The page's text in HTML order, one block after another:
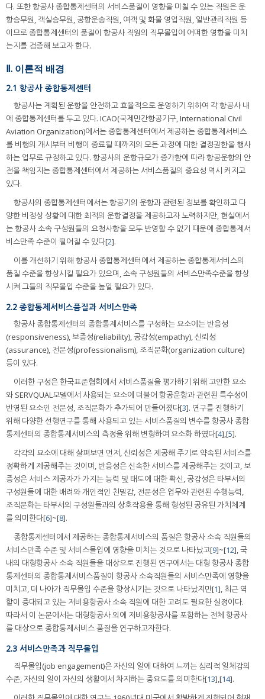
다. 또한 항공사 종합통제센터의 서비스품질이 영향을 미칠 수 있는 직원은 운
항승무원, 객실승무원, 공항운송직원, 여객 및 화물 영업직원, 일반관리직원 등
이므로 종합통제센터의 품질이 항공사 직원의 직무몰입에 어떠한 영향을 미치
는지를 검증해 보고자 한다.
Ⅱ. 이론적 배경
2.1 항공사 종합통제센터
항공사는 계획된 운항을 안전하고 효율적으로 운영하기 위하여 각 항공사 내
에 종합통제센터를 두고 있다. ICAO(국제민간항공기구, International Civil
Aviation Organization)에서는 종합통제센터에서 제공하는 종합통제서비스
를 비행의 개시부터 비행이 종료될 때까지의 모든 과정에 대한 결정권한을 행사
하는 업무로 규정하고 있다. 항공사의 운항규모가 증가함에 따라 항공운항의 안
전을 책임지는 종합통제센터에서 제공하는 서비스품질의 중요성 역시 커지고
있다.
항공사의 종합통제센터에서는 항공기의 운항과 관련된 정보를 확인하고 다
양한 비정상 상황에 대한 최적의 운항결정을 제공하고자 노력하지만, 현실에서
는 항공사 소속 구성원들의 요청사항을 모두 반영할 수 없기 때문에 종합통제서
비스만족 수준이 떨어질 수 있다[2].
이를 개선하기 위해 항공사 종합통제센터에서 제공하는 종합통제서비스의
품질 수준을 향상시킬 필요가 있으며, 소속 구성원들의 서비스만족수준을 향상
시켜 그들의 직무몰입 수준을 높일 필요가 있다.
2.2 종합통제서비스품질과 서비스만족
항공사 종합통제센터의 종합통제서비스를 구성하는 요소에는 반응성
(responsiveness), 보증성(reliability), 공감성(empathy), 신뢰성
(assurance), 전문성(professionalism), 조직문화(organization culture)
등이 있다.
이러한 구성은 한국표준협회에서 서비스품질을 평가하기 위해 고안한 요소
와 SERVQUAL모델에서 사용되는 요소에 더불어 항공운항과 관련된 특수성이
반영된 요소인 전문성, 조직문화가 추가되어 만들어졌다[3]. 연구를 진행하기
위해 다양한 선행연구를 통해 사용되고 있는 서비스품질의 변수를 항공사 종합
통제센터의 종합통제서비스의 측정을 위해 변형하여 요소화 하였다[4],[5].
각각의 요소에 대해 살펴보면 먼저, 신뢰성은 제공해 주기로 약속된 서비스를
정확하게 제공해주는 것이며, 반응성은 신속한 서비스를 제공해주는 것이고, 보
증성은 서비스 제공자가 가지는 능력 및 태도에 대한 확신, 공감성은 타부서의
구성원들에 대한 배려와 개인적인 친밀감, 전문성은 업무와 관련된 수행능력,
조직문화는 타부서의 구성원들과의 상호작용을 통해 형성된 공유된 가치체계
를 의미한다[6]~[8].
종합통제센터에서 제공하는 종합통제서비스의 품질은 항공사 소속 직원들의
서비스만족 수준 및 서비스몰입에 영향을 미치는 것으로 나타났고[9]~[12], 국
내의 대형항공사 소속 직원들을 대상으로 진행된 연구에서는 대형 항공사 종합
통제센터의 종합통제서비스품질이 항공사 소속직원들의 서비스만족에 영향을
미치고, 더 나아가 직무몰입 수준을 향상시키는 것으로 나타났지만[1], 최근 역
할이 증대되고 있는 저비용항공사 소속 직원에 대한 고려도 필요한 실정이다.
따라서 이 논문에서는 대형항공사 외에 저비용항공사를 포함하는 전체 항공사
를 대상으로 종합통제서비스 품질을 연구하고자한다.
2.3 서비스만족과 직무몰입
직무몰입(job engagement)은 자신의 일에 대하여 느끼는 심리적 일체감의
수준, 자신의 일이 자신의 생활에서 차지하는 중요도를 의미한다[13],[14].